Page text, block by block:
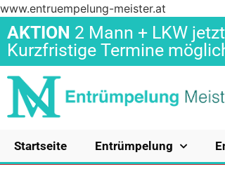
www.entruempelung-meister.at
AKTION 2 Mann + LKW
Kurzfristige Termine
Startseite Entrümpelung